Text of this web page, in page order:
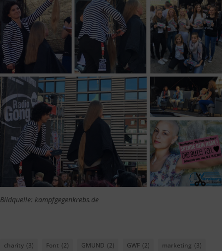
Bildquelle: kampfgegenkrebs.de
charity (3) Font (2) GMUND (2) GWF (2) marketing (3)